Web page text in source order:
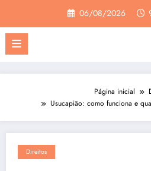
o
conteúdo
06/08/2026
Página inicial
Usucapião: como funciona e
Direitos